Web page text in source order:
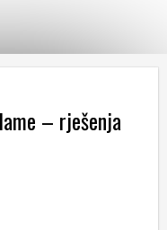
– rješenja